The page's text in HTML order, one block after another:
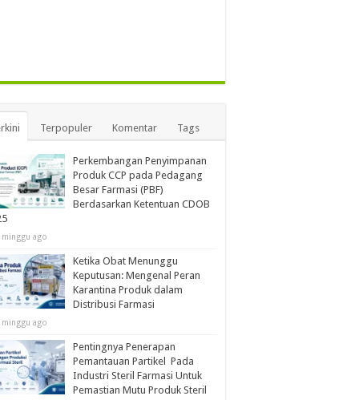
Terpopuler Komentar Tags
Perkembangan Penyimpanan
Produk CCP pada Pedagang
Besar Farmasi (PBF)
Berdasarkan Ketentuan CDOB
minggu ago
Ketika Obat Menunggu
Keputusan: Mengenal Peran
Karantina Produk dalam
Distribusi Farmasi
minggu ago
Pentingnya Penerapan
Pemantauan Partikel Pada
Industri Steril Farmasi Untuk
Pemastian Mutu Produk Steril